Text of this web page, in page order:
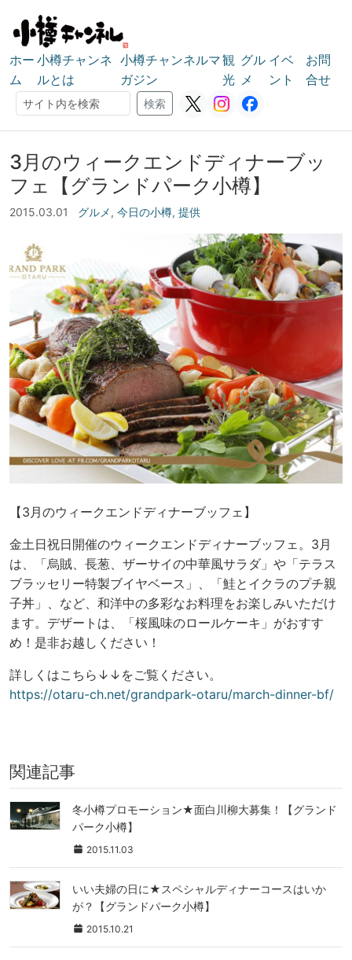
ホー
ム
小樽チャンネ
ルとは
小樽チャンネルマ
ガジン
観
光
グル
メ
イベ
ント
お問
合せ
検索
検索
3月のウィークエンドディナーブッ
フェ【グランドパーク小樽】
2015.03.01 グルメ, 今日の小樽, 提供
【3月のウィークエンドディナーブッフェ】
金土日祝日開催のウィークエンドディナーブッフェ。3月
は、「烏賊、長葱、ザーサイの中華風サラダ」や「テラス
ブラッセリー特製ブイヤベース」、「鮭とイクラのプチ親
子丼」、など、和洋中の多彩なお料理をお楽しみいただけ
ます。デザートは、「桜風味のロールケーキ」がおすす
め！是非お越しください！
詳しくはこちら↓↓をご覧ください。
https://otaru-ch.net/grandpark-otaru/march-dinner-bf/
関連記事
冬小樽プロモーション★面白川柳大募集！【グランド
パーク小樽】
2015.11.03
いい夫婦の日に★スペシャルディナーコースはいか
が？【グランドパーク小樽】
2015.10.21